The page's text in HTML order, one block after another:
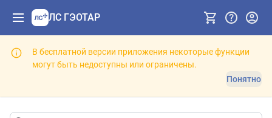
ЛС ГЭОТАР
В бесплатной версии приложения некоторые функции
могут быть недоступны или ограничены.
Понятно